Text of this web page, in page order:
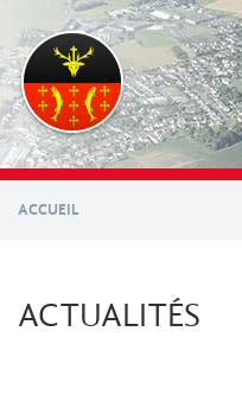
contenu
principal
ACCUEIL
ACTUALITÉS